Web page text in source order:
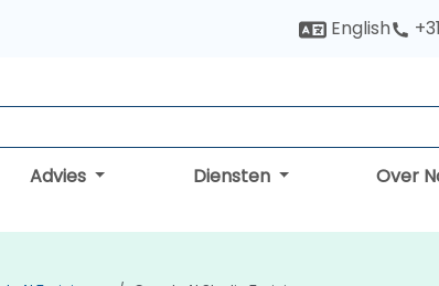
English
Advies Diensten Over